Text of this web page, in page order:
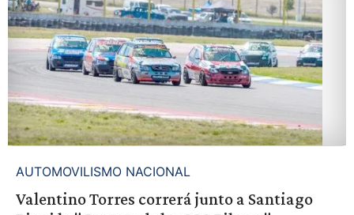
AUTOMOVILISMO NACIONAL
Valentino Torres correrá junto a Santiago